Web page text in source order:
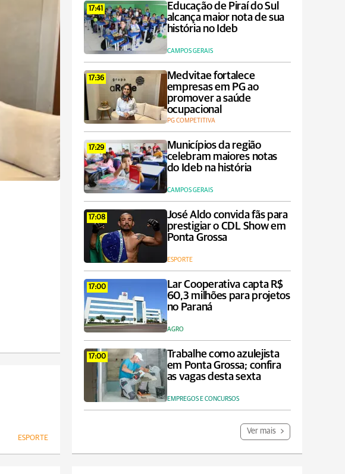
17:41
Educação de Piraí do Sul
alcança maior nota de sua
história no Ideb
CAMPOS GERAIS
17:36
Medvitae fortalece
empresas em PG ao
promover a saúde
ocupacional
PG COMPETITIVA
17:29
Municípios da região
celebram maiores notas
do Ideb na história
CAMPOS GERAIS
17:08
José Aldo convida fãs para
prestigiar o CDL Show em
Ponta Grossa
ESPORTE
17:00
Lar Cooperativa capta R$
60,3 milhões para projetos
no Paraná
AGRO
17:00
Trabalhe como azulejista
em Ponta Grossa; confira
as vagas desta sexta
EMPREGOS E CONCURSOS
Ver mais
ESPORTE